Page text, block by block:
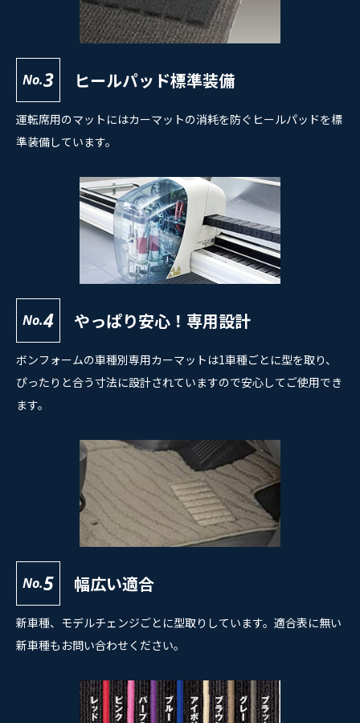
No.3 ヒールパッド標準装備
運転席用のマットにはカーマットの消耗を防ぐヒールパッドを標
準装備しています。
No.4 やっぱり安心！専用設計
ボンフォームの車種別専用カーマットは1車種ごとに型を取り、
ぴったりと合う寸法に設計されていますので安心してご使用でき
ます。
No.5 幅広い適合
新車種、モデルチェンジごとに型取りしています。適合表に無い
新車種もお問い合わせください。